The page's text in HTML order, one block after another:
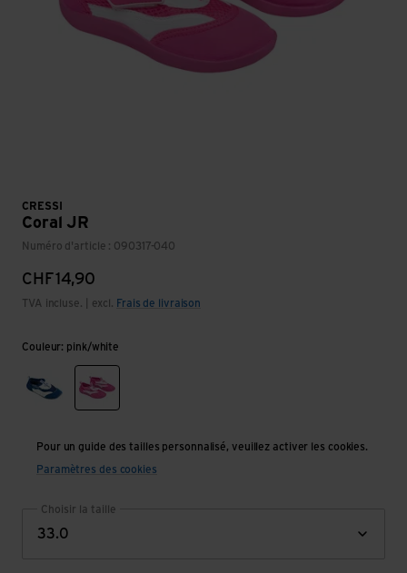
CRESSI
Coral JR
Numéro d'article : 090317-040
CHF14,90
TVA incluse. | excl. Frais de livraison
Couleur: pink/white
weiss/blaupink/white
Pour un guide des tailles personnalisé, veuillez activer les cookies.
Paramètres des cookies
33.0
Choisir la taille